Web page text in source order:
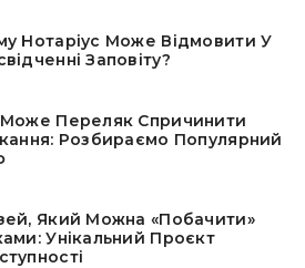
Нотаріус Може Відмовити У
Заповіту?
Переляк Спричинити
Розбираємо Популярний
Який Можна «побачити»
Унікальний Проєкт